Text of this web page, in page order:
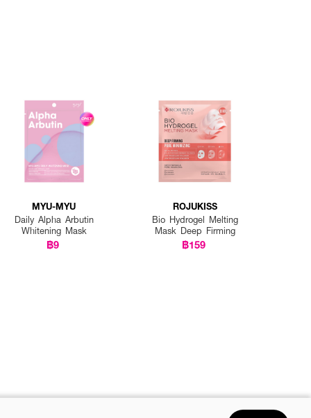
MYU-MYU
Daily Alpha Arbutin
Whitening Mask
฿9
ROJUKISS
Bio Hydrogel Melting
Mask Deep Firming
฿159